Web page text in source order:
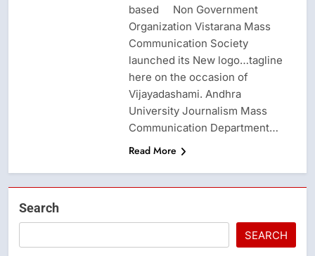
based Non Government
Organization Vistarana Mass
Communication Society
launched its New logo…tagline
here on the occasion of
Vijayadashami. Andhra
University Journalism Mass
Communication Department…
Read More
Search
SEARCH